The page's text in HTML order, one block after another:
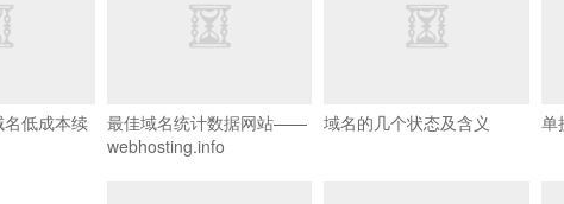
低成本续
最佳域名统计数据网站——
webhosting.info
域名的几个状态及含义 单